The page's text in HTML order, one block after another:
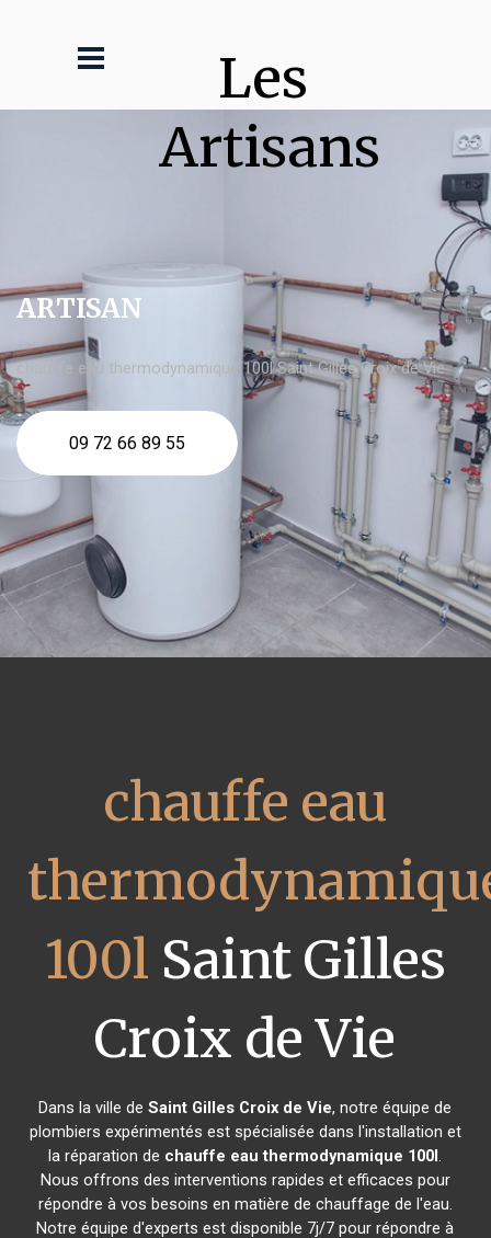
Les
Artisans
ARTISAN
chauffe eau thermodynamique 100l Saint Gilles Croix de Vie
09 72 66 89 55
chauffe eau
100l Saint Gilles
Croix de Vie
Dans la ville deSaint Gilles Croix de Vie, notre équipe de
plombiers expérimentés est spécialisée dans l'installation et
la réparation de chauffe eau thermodynamique 100l.
Nous offrons des interventions rapides et efficaces pour
répondre à vos besoins en matière de chauffage de l'eau.
Notre équipe d'experts est disponible 7j/7 pour répondre à